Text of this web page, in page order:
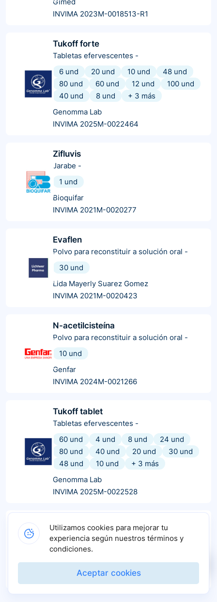
INVIMA 2023M-0018513-R1
Tukoff forte
Tabletas efervescentes -
6 und
20 und 10 und
48 und
80 und
60 und 12 und
100 und
40 und
8 und + 3 más
Genomma Lab
INVIMA 2025M-0022464
Zifluvis
Jarabe -
1 und
Bioquifar
INVIMA 2021M-0020277
Evaflen
Polvo para reconstituir a solución oral -
30 und
Lida Mayerly Suarez Gomez
INVIMA 2021M-0020423
N-acetilcisteína
Polvo para reconstituir a solución oral -
10 und
Genfar
INVIMA 2024M-0021266
Tukoff tablet
Tabletas efervescentes -
60 und
4 und 8 und
24 und
80 und
40 und 20 und
30 und
48 und
10 und + 3 más
Genomma Lab
INVIMA 2025M-0022528
Jarabe-
1 und
Novamed
INVIMA 2021M-0010723-R1
Utilizamos cookies para mejorar tu
experiencia según nuestros términos y
condiciones.
Aceptar cookies